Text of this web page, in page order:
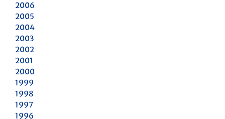
2006
2005
2004
2003
2002
2001
2000
1999
1998
1997
1996